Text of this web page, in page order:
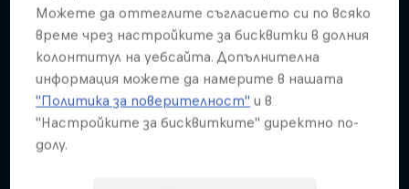
Можете да оттеглите съгласието си по всяко
време чрез настройките за бисквитки в долния
колонтитул на уебсайта. Допълнителна
информация можете да намерите в нашата
"Политика за поверителност" и в
"Настройките за бисквитките" директно по-
долу.